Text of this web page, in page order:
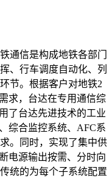
通信是构成地铁各部门
、行车调度自动化、列
节。根据客户对地铁2
求，台达在专用通信综
了台达先进技术的工业
综合监控系统、AFC系
。同时，实现了集中供
电源输出按需、分时向
统的为每个子系统配置